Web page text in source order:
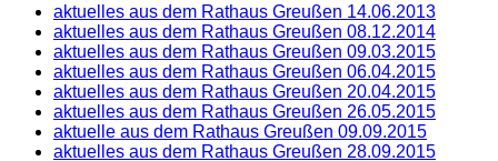
aktuelles aus dem Rathaus Greußen 14.06.2013
aktuelles aus dem Rathaus Greußen 08.12.2014
aktuelles aus dem Rathaus Greußen 09.03.2015
aktuelles aus dem Rathaus Greußen 06.04.2015
aktuelles aus dem Rathaus Greußen 20.04.2015
aktuelles aus dem Rathaus Greußen 26.05.2015
aktuelle aus dem Rathaus Greußen 09.09.2015
aktuelles aus dem Rathaus Greußen 28.09.2015